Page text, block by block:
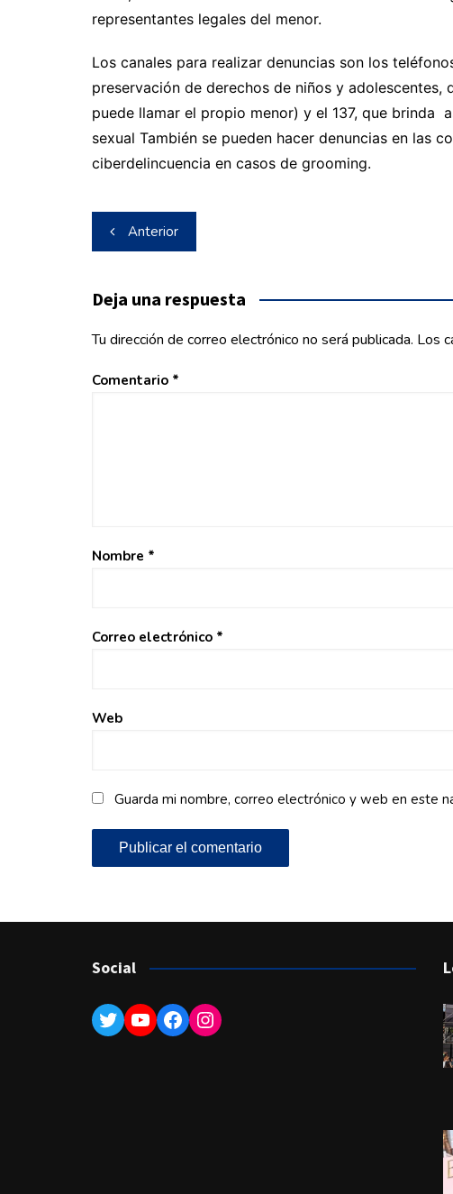
representantes legales del menor.
Los canales para realizar denuncias son los
preservación de derechos de niños y
puede llamar el propio menor) y el 137, que brinda
sexual También se pueden hacer denuncias en las
ciberdelincuencia en casos de grooming.
Navegación
de
entradas
Anterior
Deja una respuesta
Tu dirección de correo electrónico no será publicada. Los
Comentario *
Nombre *
Correo electrónico *
Web
Guarda mi nombre, correo electrónico y web en este
Social
Twitter
YouTube
Facebook
Instagram